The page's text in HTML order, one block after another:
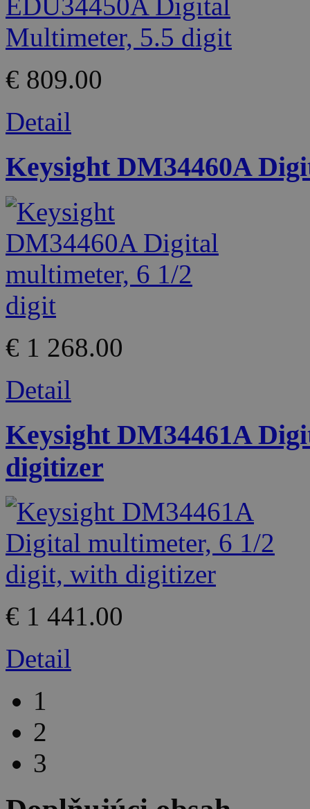
€ 809.00
Detail
Keysight DM34460A
€ 1 268.00
Detail
Keysight DM34461A
digitizer
€ 1 441.00
Detail
1
2
3